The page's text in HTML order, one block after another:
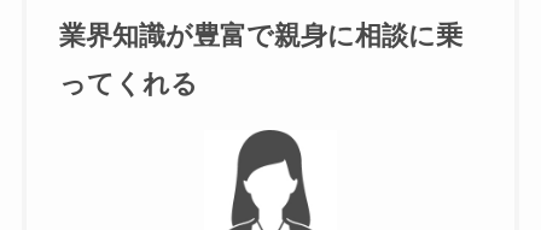
業界知識が豊富で親身に相談に乗
ってくれる